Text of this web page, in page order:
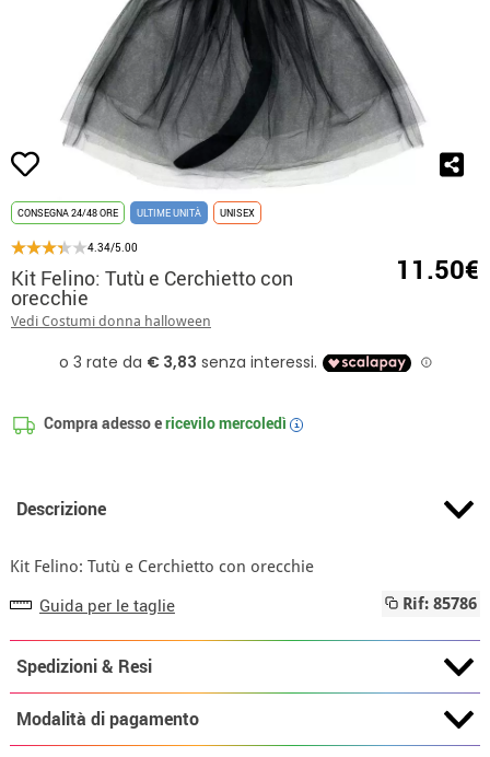
CONSEGNA 24/48 ORE ULTIME UNITÀ UNISEX
4.34/5.00
Kit Felino: Tutù e Cerchietto con
orecchie
Vedi Costumi donna halloween
11.50€
Compra adesso ericevilomercoledì i
Descrizione
Kit Felino: Tutù e Cerchietto con orecchie
Guida per le taglie Rif: 85786
Spedizioni & Resi
Modalità di pagamento